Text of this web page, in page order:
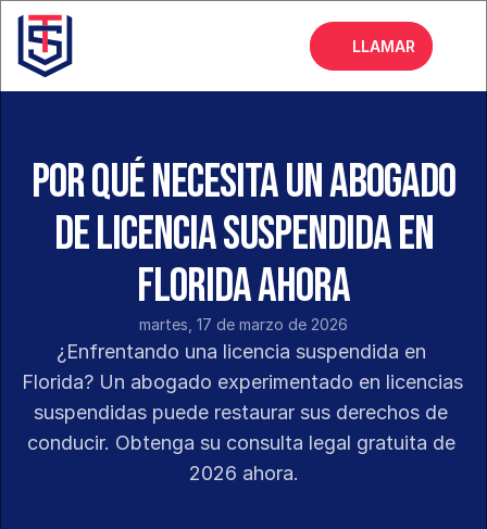
LLAMAR
Acerca de
Servicios
Preguntas frecuentes
Por qué necesita un abogado
de licencia suspendida en
Florida ahora
martes, 17 de marzo de 2026
¿Enfrentando una licencia suspendida en
Florida? Un abogado experimentado en licencias
suspendidas puede restaurar sus derechos de
conducir. Obtenga su consulta legal gratuita de
2026 ahora.